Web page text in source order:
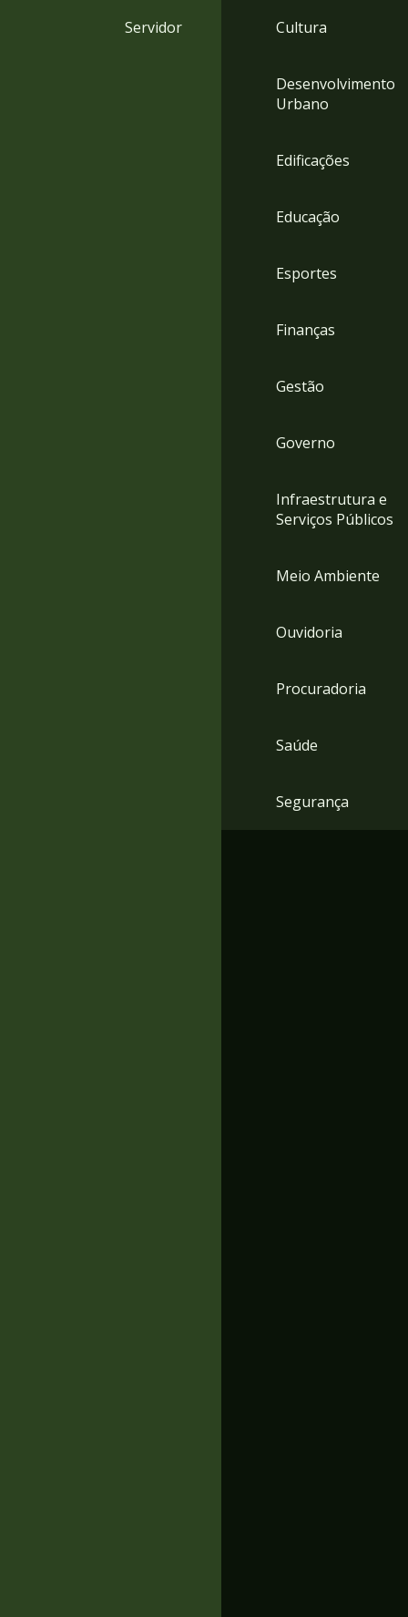
Servidor Cultura
Desenvolvimento
Urbano
Edificações
Educação
Esportes
Finanças
Gestão
Governo
Infraestrutura e
Serviços Públicos
Meio Ambiente
Ouvidoria
Procuradoria
Saúde
Segurança